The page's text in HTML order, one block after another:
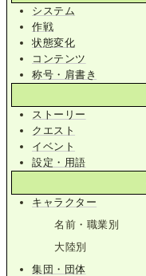
システム
作戦
状態変化
コンテンツ
称号・肩書き
ストーリー
クエスト
イベント
設定・用語
キャラクター
名前・職業別
大陸別
集団・団体